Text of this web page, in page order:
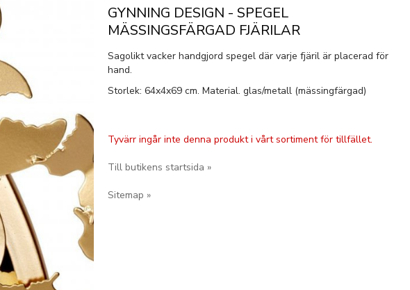
GYNNING DESIGN - SPEGEL
MÄSSINGSFÄRGAD FJÄRILAR
Sagolikt vacker handgjord spegel där varje fjäril är placerad för
hand.
Storlek: 64x4x69 cm. Material. glas/metall (mässingfärgad)
Tyvärr ingår inte denna produkt i vårt sortiment för tillfället.
Till butikens startsida »
Sitemap »